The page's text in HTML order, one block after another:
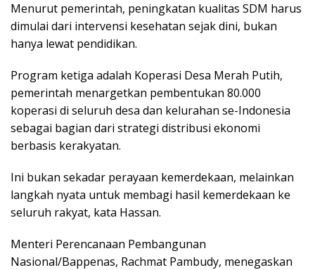
Menurut pemerintah, peningkatan kualitas SDM harus
dimulai dari intervensi kesehatan sejak dini, bukan
hanya lewat pendidikan.
Program ketiga adalah Koperasi Desa Merah Putih,
pemerintah menargetkan pembentukan 80.000
koperasi di seluruh desa dan kelurahan se-Indonesia
sebagai bagian dari strategi distribusi ekonomi
berbasis kerakyatan.
Ini bukan sekadar perayaan kemerdekaan, melainkan
langkah nyata untuk membagi hasil kemerdekaan ke
seluruh rakyat, kata Hassan.
Menteri Perencanaan Pembangunan
Nasional/Bappenas, Rachmat Pambudy, menegaskan